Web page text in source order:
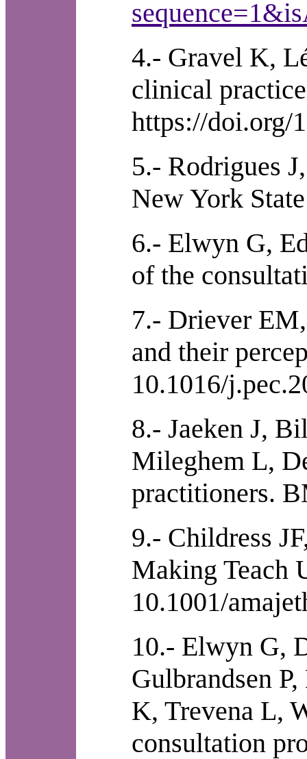
4.- Gravel K,
clinical
https://doi.org/
5.- Rodrigues
New York
6.- Elwyn G,
of the
7.- Driever
and their
10.1016/
8.- Jaeken J,
Mileghem L,
practitioners.
9.- Childress
Making Teach
10.1001/
10.- Elwyn G,
Gulbrandsen
K, Trevena L,
consultation